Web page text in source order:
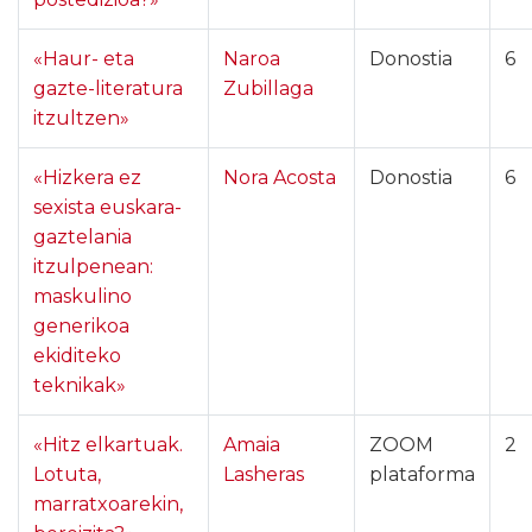
«Haur- eta
gazte-literatura
itzultzen»
Naroa
Zubillaga
Donostia 6
«Hizkera ez
sexista euskara-
gaztelania
itzulpenean:
maskulino
generikoa
ekiditeko
teknikak»
Nora Acosta Donostia 6
«Hitz elkartuak.
Lotuta,
marratxoarekin,
Amaia
Lasheras
ZOOM
plataforma
2